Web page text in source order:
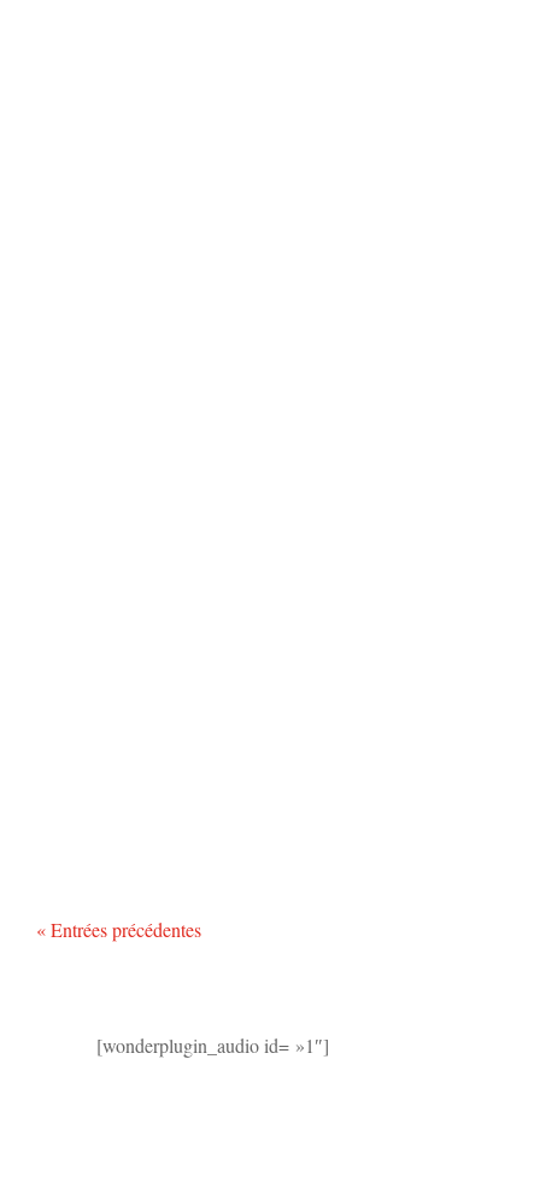
« Entrées précédentes
[wonderplugin_audio id= »1″]